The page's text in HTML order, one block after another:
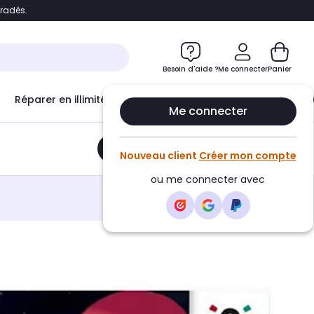
Accéder directement au chatbot
Besoin d'aide ?Me connecter
Me connecter
Nouveau client Créer mon compte
ou me connecter avec
Panier
Réparer en illimité avec Le Club Infinity
Ajouter au panier